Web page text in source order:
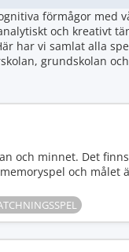
förmågor med
och kreativt
har vi samlat alla
grundskolan
och minnet. Det
och målet